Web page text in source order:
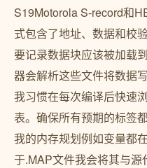
S19Motorola S-record和
式包含了地址、数据和校
要记录数据块应该被加载
器会解析这些文件将数据
我习惯在每次编译后快速
表。确保所有预期的标签
我的内存规划例如变量都
于.MAP文件我会将其与